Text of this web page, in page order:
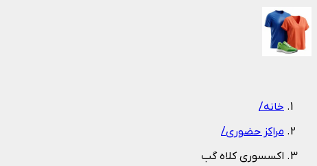
خانه/
مراکز حضوری/
اکسسوری کلاه گب